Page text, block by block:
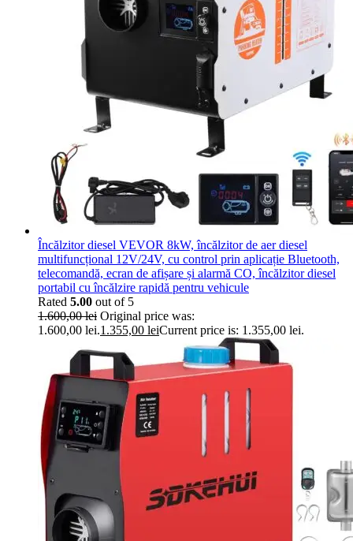
Încălzitor diesel VEVOR 8kW, încălzitor de aer diesel
multifuncțional 12V/24V, cu control prin aplicație Bluetooth,
telecomandă, ecran de afișare și alarmă CO, încălzitor diesel
portabil cu încălzire rapidă pentru vehicule
Rated 5.00 out of 5
1.600,00lei Original price was:
1.600,00 lei.1.355,00 leiCurrent price is: 1.355,00 lei.